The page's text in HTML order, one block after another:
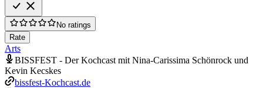
No ratings
Rate
Arts
BISSFEST - Der Kochcast mit Nina-Carissima Schönrock und
Kevin Kecskes
bissfest-Kochcast.de